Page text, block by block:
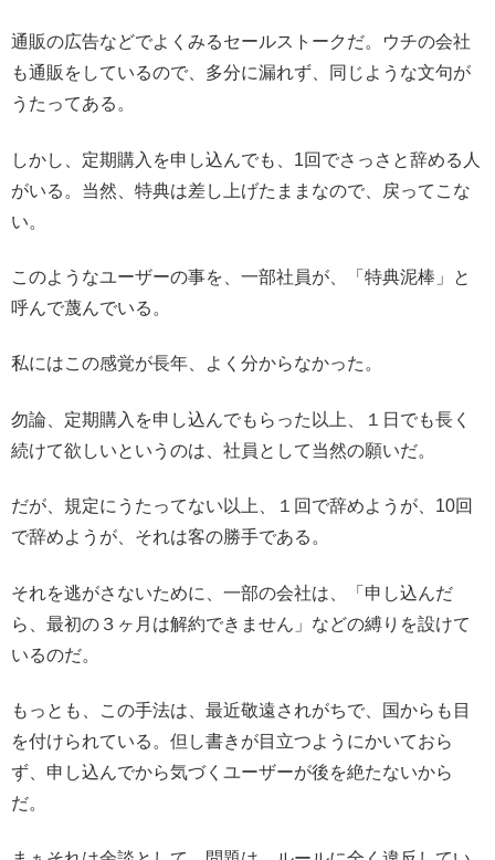
通販の広告などでよくみるセールストークだ。ウチの会社
も通販をしているので、多分に漏れず、同じような文句が
うたってある。
しかし、定期購入を申し込んでも、1回でさっさと辞める人
がいる。当然、特典は差し上げたままなので、戻ってこな
い。
このようなユーザーの事を、一部社員が、「特典泥棒」と
呼んで蔑んでいる。
私にはこの感覚が長年、よく分からなかった。
勿論、定期購入を申し込んでもらった以上、１日でも長く
続けて欲しいというのは、社員として当然の願いだ。
だが、規定にうたってない以上、１回で辞めようが、10回
で辞めようが、それは客の勝手である。
それを逃がさないために、一部の会社は、「申し込んだ
ら、最初の３ヶ月は解約できません」などの縛りを設けて
いるのだ。
もっとも、この手法は、最近敬遠されがちで、国からも目
を付けられている。但し書きが目立つようにかいておら
ず、申し込んでから気づくユーザーが後を絶たないから
だ。